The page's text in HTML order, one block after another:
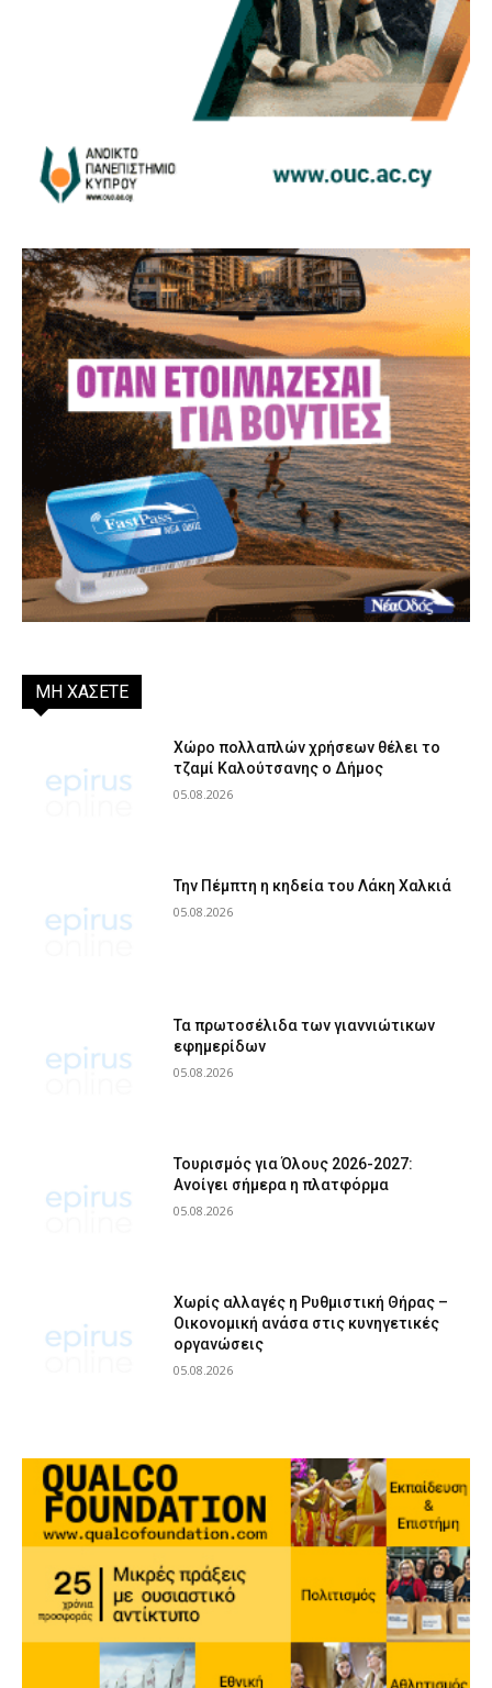
ΜΗ ΧΑΣΕΤΕ
Χώρο πολλαπλών χρήσεων θέλει το
τζαμί Καλούτσανης ο Δήμος
05.08.2026
Την Πέμπτη η κηδεία του Λάκη Χαλκιά
05.08.2026
Τα πρωτοσέλιδα των γιαννιώτικων
εφημερίδων
05.08.2026
Τουρισμός για Όλους 2026-2027:
Ανοίγει σήμερα η πλατφόρμα
05.08.2026
Χωρίς αλλαγές η Ρυθμιστική Θήρας –
Οικονομική ανάσα στις κυνηγετικές
οργανώσεις
05.08.2026